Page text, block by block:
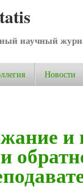
научный
Новости